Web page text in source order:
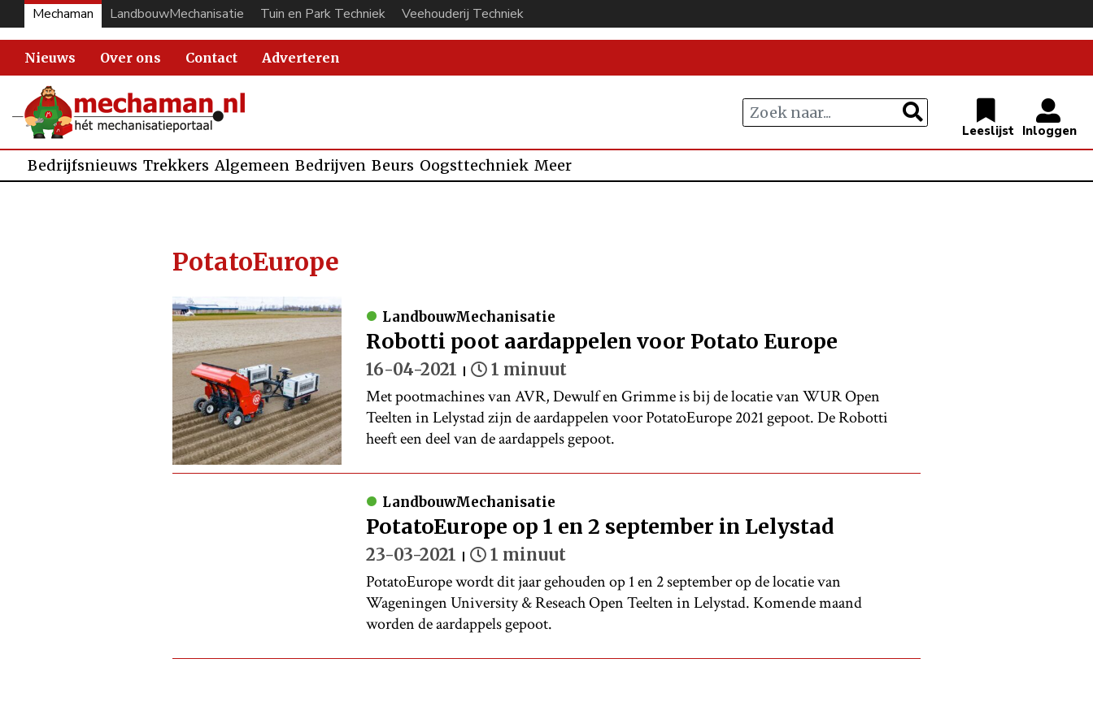
Mechaman LandbouwMechanisatie Tuin en Park Techniek Veehouderij Techniek
Nieuws Over ons Contact Adverteren
Bedrijfsnieuws Trekkers Algemeen Bedrijven Beurs Oogsttechniek Meer
PotatoEurope
LandbouwMechanisatie
Robotti poot aardappelen voor Potato Europe
16-04-2021 1 minuut
Met pootmachines van AVR, Dewulf en Grimme is bij de locatie van WUR Open
Teelten in Lelystad zijn de aardappelen voor PotatoEurope 2021 gepoot. De Robotti
heeft een deel van de aardappels gepoot.
LandbouwMechanisatie
PotatoEurope op 1 en 2 september in Lelystad
23-03-2021 1 minuut
PotatoEurope wordt dit jaar gehouden op 1 en 2 september op de locatie van
Wageningen University & Reseach Open Teelten in Lelystad. Komende maand
worden de aardappels gepoot.